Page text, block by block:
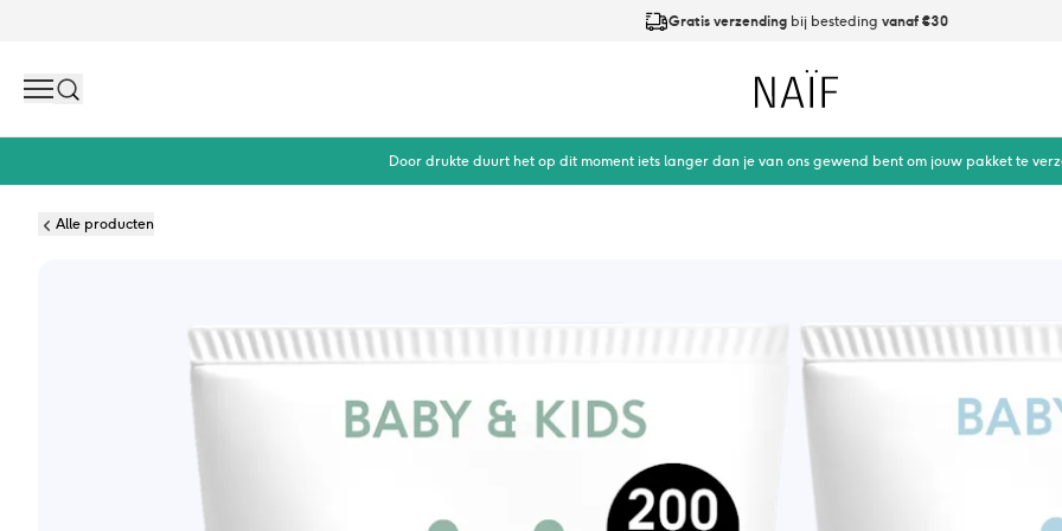
Gratis verzending bij besteding vanaf €30
Search Naïf
Door drukte duurt het op dit moment iets langer dan je van ons gewend bent om jouw pakket te
Alle producten